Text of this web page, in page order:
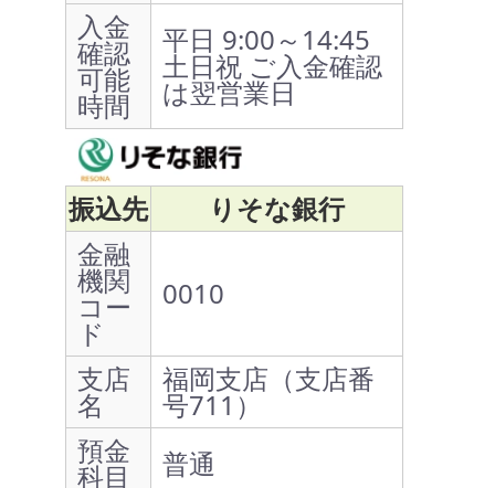
入金
確認
可能
時間
平日 9:00～14:45
土日祝 ご入金確認
は翌営業日
振込先
りそな銀行
金融
機関
コー
ド
0010
支店
名
福岡支店（支店番
号711）
預金
科目 普通